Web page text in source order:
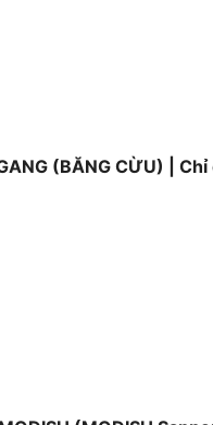
(BĂNG CỪU) |